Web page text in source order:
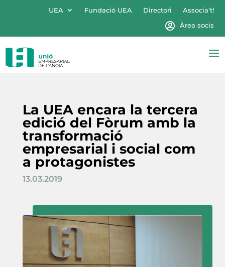
UEA Fundació UEA Directori
Associa’t!
Àrea socis
La UEA encara la tercera
edició del Fòrum amb la
transformació
empresarial i social com
a protagonistes
13.03.2019